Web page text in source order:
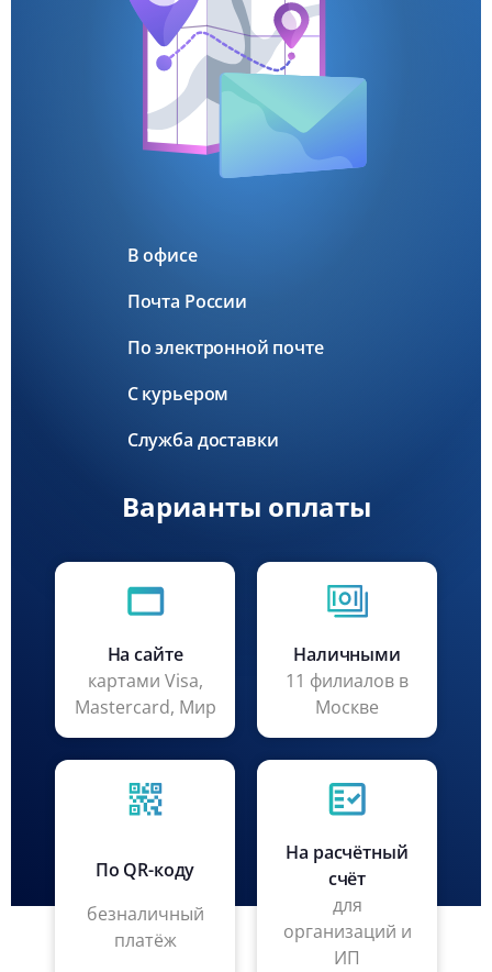
В офисе
Почта России
По электронной почте
С курьером
Служба доставки
Варианты оплаты
На сайте
картами Visa,
Mastercard, Мир
Наличными
11 филиалов в
Москве
По QR-коду
безналичный
платёж
На расчётный
счёт
для
организаций и
ИП